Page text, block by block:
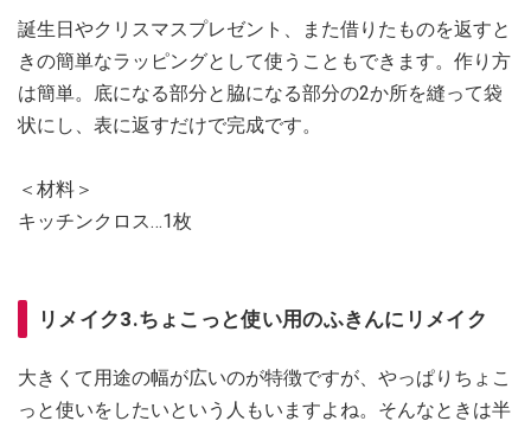
誕生日やクリスマスプレゼント、また借りたものを返すと
きの簡単なラッピングとして使うこともできます。作り方
は簡単。底になる部分と脇になる部分の2か所を縫って袋
状にし、表に返すだけで完成です。
＜材料＞
キッチンクロス…1枚
リメイク3.ちょこっと使い用のふきんにリメイク
大きくて用途の幅が広いのが特徴ですが、やっぱりちょこ
っと使いをしたいという人もいますよね。そんなときは半